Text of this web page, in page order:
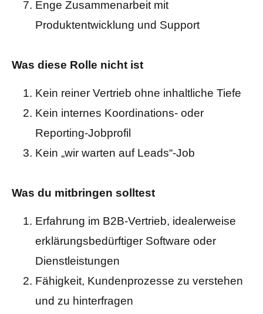
Enge Zusammenarbeit mit
Produktentwicklung und Support
Was diese Rolle nicht ist
Kein reiner Vertrieb ohne inhaltliche Tiefe
Kein internes Koordinations- oder
Reporting-Jobprofil
Kein „wir warten auf Leads“-Job
Was du mitbringen solltest
Erfahrung im B2B-Vertrieb, idealerweise
erklärungsbedürftiger Software oder
Dienstleistungen
Fähigkeit, Kundenprozesse zu verstehen
und zu hinterfragen